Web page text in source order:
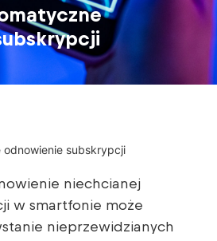
subskrypcji
niechcianej
w smartfonie może
nieprzewidzianych